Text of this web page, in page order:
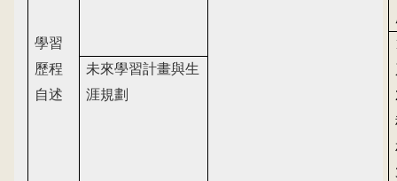
學習
歷程
自述
未來學習計畫與生
涯規劃